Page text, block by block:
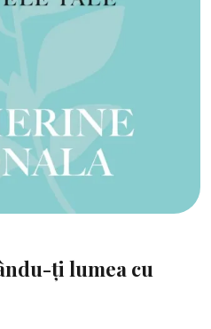
ți lumea cu